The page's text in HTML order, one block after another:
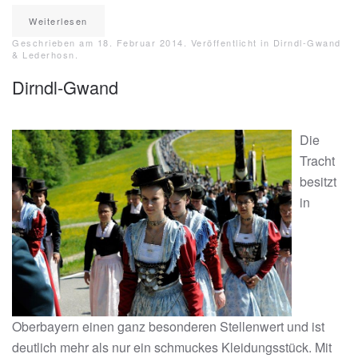
Weiterlesen
Geschrieben am 18. Februar 2014 . Veröffentlicht in Dirndl-Gwand
& Lederhosn
Dirndl-Gwand
Die
Tracht
besitzt
in
Oberbayern einen ganz besonderen Stellenwert und ist
deutlich mehr als nur ein schmuckes Kleidungsstück. Mit